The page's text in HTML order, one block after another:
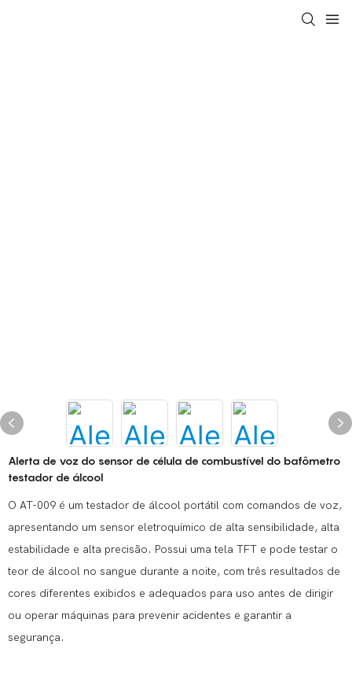
Alerta de voz do sensor de célula de combustível do bafômetro
testador de álcool
O AT-009 é um testador de álcool portátil com comandos de voz,
apresentando um sensor eletroquímico de alta sensibilidade, alta
estabilidade e alta precisão. Possui uma tela TFT e pode testar o
teor de álcool no sangue durante a noite, com três resultados de
cores diferentes exibidos e adequados para uso antes de dirigir
ou operar máquinas para prevenir acidentes e garantir a
segurança.